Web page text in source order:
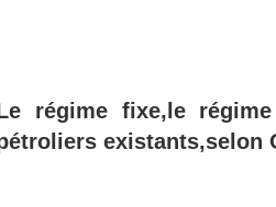
régime fixe,le
existants,selon